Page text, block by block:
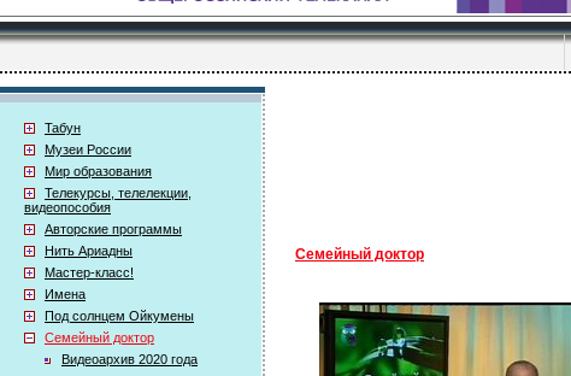
Табун
Музеи России
Мир образования
Телекурсы, телелекции,
видеопособия
Авторские программы
Нить Ариадны
Мастер-класс!
Имена
Под солнцем Ойкумены
Семейный доктор
Видеоархив 2020 года
Семейный доктор